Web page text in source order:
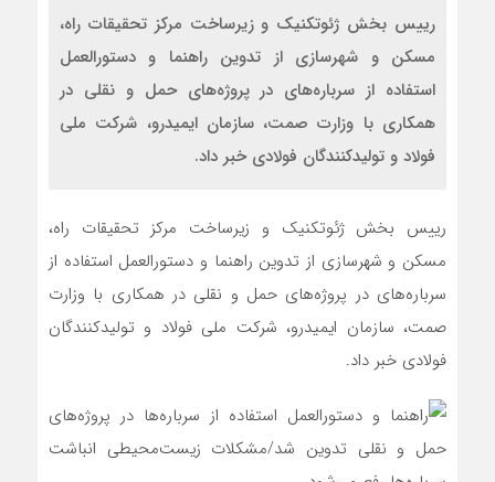
رییس بخش ژئوتکنیک و زیرساخت مرکز تحقیقات راه،
مسکن و شهرسازی از تدوین راهنما و دستورالعمل
استفاده از سرباره‌های در پروژه‌های حمل و نقلی در
همکاری با وزارت صمت، سازمان ایمیدرو، شرکت ملی
فولاد و تولیدکنندگان فولادی خبر داد.
رییس بخش ژئوتکنیک و زیرساخت مرکز تحقیقات راه،
مسکن و شهرسازی از تدوین راهنما و دستورالعمل استفاده از
سرباره‌های در پروژه‌های حمل و نقلی در همکاری با وزارت
صمت، سازمان ایمیدرو، شرکت ملی فولاد و تولیدکنندگان
فولادی خبر داد.